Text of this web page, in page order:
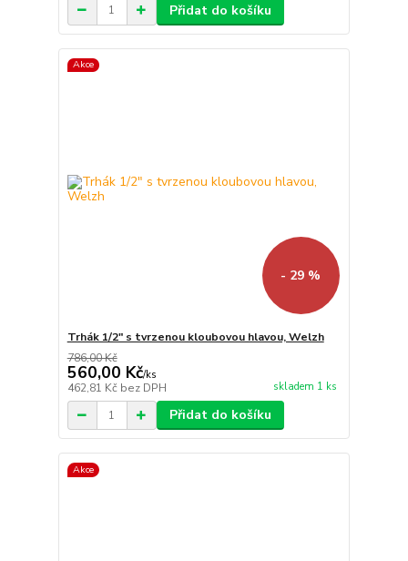
Přidat do košíku
Akce
- 29 %
Trhák 1/2" s tvrzenou kloubovou hlavou, Welzh
786,00 Kč
560,00 Kč/ks
462,81 Kč bez DPH skladem 1 ks
Přidat do košíku
Akce